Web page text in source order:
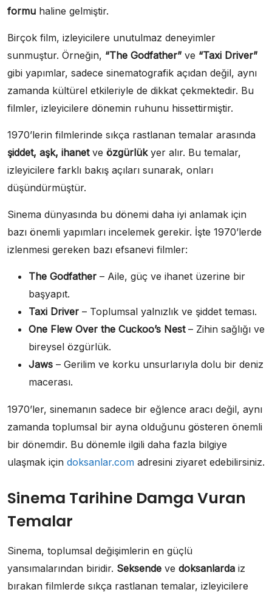
formu haline gelmiştir.
Birçok film, izleyicilere unutulmaz deneyimler
sunmuştur. Örneğin, “The Godfather” ve “Taxi Driver”
gibi yapımlar, sadece sinematografik açıdan değil, aynı
zamanda kültürel etkileriyle de dikkat çekmektedir. Bu
filmler, izleyicilere dönemin ruhunu hissettirmiştir.
1970’lerin filmlerinde sıkça rastlanan temalar arasında
şiddet, aşk, ihanetve özgürlükyer alır. Bu temalar,
izleyicilere farklı bakış açıları sunarak, onları
düşündürmüştür.
Sinema dünyasında bu dönemi daha iyi anlamak için
bazı önemli yapımları incelemek gerekir. İşte 1970’lerde
izlenmesi gereken bazı efsanevi filmler:
The Godfather – Aile, güç ve ihanet üzerine bir
başyapıt.
Taxi Driver – Toplumsal yalnızlık ve şiddet teması.
One Flew Over the Cuckoo’s Nest– Zihin sağlığı ve
bireysel özgürlük.
Jaws – Gerilim ve korku unsurlarıyla dolu bir deniz
macerası.
1970’ler, sinemanın sadece bir eğlence aracı değil, aynı
zamanda toplumsal bir ayna olduğunu gösteren önemli
bir dönemdir. Bu dönemle ilgili daha fazla bilgiye
ulaşmak için doksanlar.com adresini ziyaret edebilirsiniz.
Sinema Tarihine Damga Vuran
Temalar
Sinema, toplumsal değişimlerin en güçlü
yansımalarından biridir. Seksende ve doksanlarda iz
bırakan filmlerde sıkça rastlanan temalar, izleyicilere